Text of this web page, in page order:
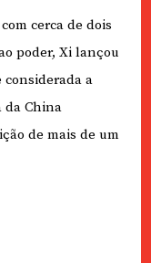
cerca de dois
poder, Xi lançou
a
da China
de mais de um